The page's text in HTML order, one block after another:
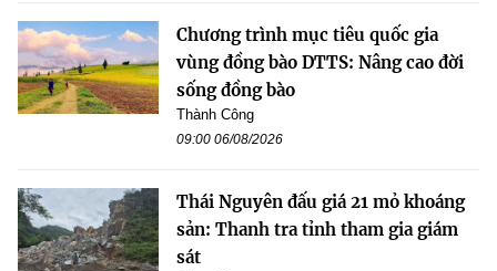
Chương trình mục tiêu quốc gia
vùng đồng bào DTTS: Nâng cao đời
sống đồng bào
Thành Công
09:00 06/08/2026
Thái Nguyên đấu giá 21 mỏ khoáng
sản: Thanh tra tỉnh tham gia giám
sát